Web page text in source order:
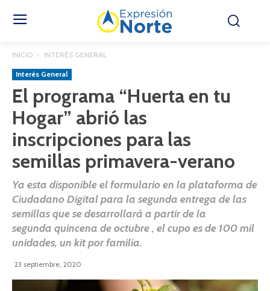
INICIO INTERÉS GENERAL
Interés General
El programa “Huerta en tu
Hogar” abrió las
inscripciones para las
semillas primavera-verano
Ya esta disponible el formulario en la plataforma de
Ciudadano Digital para la segunda entrega de las
semillas que se desarrollará a partir de la
segunda quincena de octubre , el cupo es de 100 mil
unidades, un kit por familia.
23 septiembre, 2020